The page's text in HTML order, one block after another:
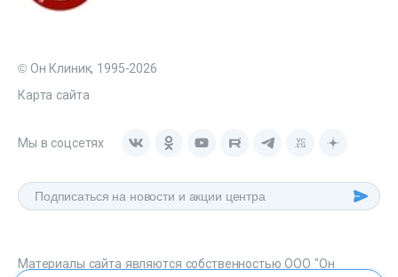
© Он Клиник, 1995-2026
Карта сайта
Мы в соцсетях
Материалы сайта являются собственностью ООО "Он